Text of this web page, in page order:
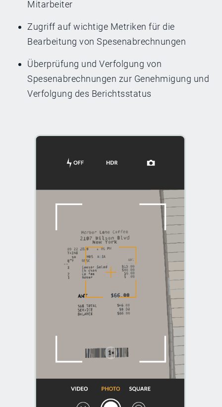
Mitarbeiter
Zugriff auf wichtige Metriken für die
Bearbeitung von Spesenabrechnungen
Überprüfung und Verfolgung von
Spesenabrechnungen zur Genehmigung und
Verfolgung des Berichtsstatus